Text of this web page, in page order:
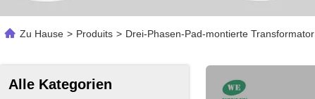
Zu Hause > Produits > Drei-Phasen-Pad-montierte Transformator
Alle Kategorien